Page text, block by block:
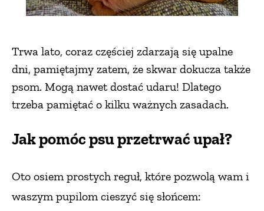
Trwa lato, coraz częściej zdarzają się upalne
dni, pamiętajmy zatem, że skwar dokucza także
psom. Mogą nawet dostać udaru! Dlatego
trzeba pamiętać o kilku ważnych zasadach.
Jak pomóc psu przetrwać upał?
Oto osiem prostych reguł, które pozwolą wam i
waszym pupilom cieszyć się słońcem: